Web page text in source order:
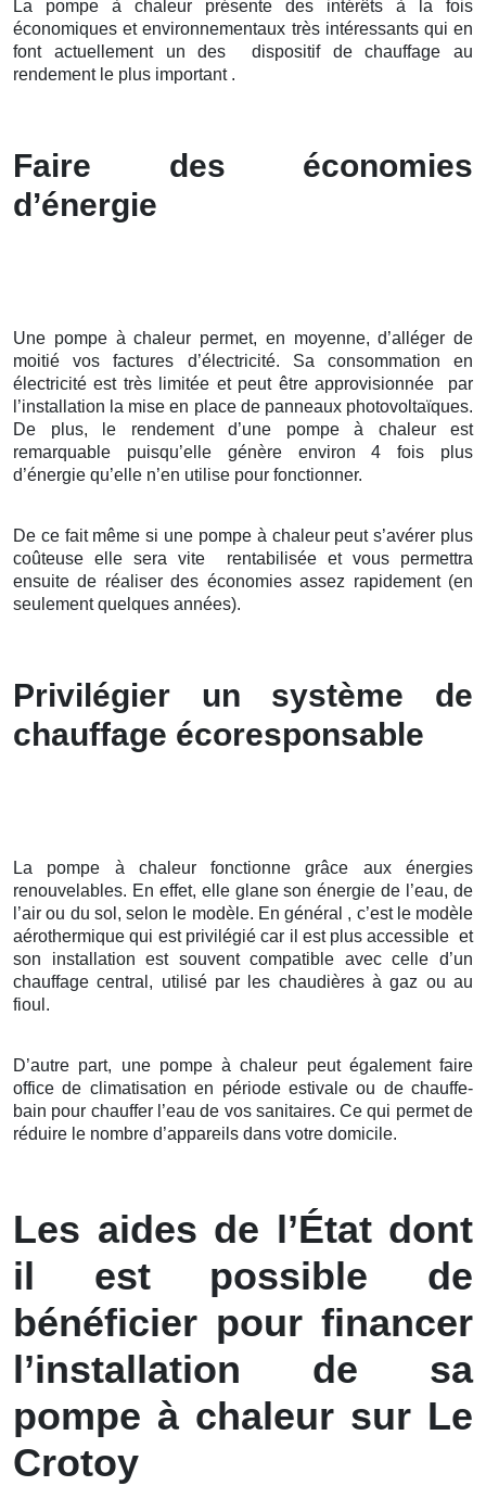
La pompe à chaleur présente des intérêts à la fois
économiques et environnementaux très intéressants qui en
font actuellement un des dispositif de chauffage au
rendement le plus important .
Faire des économies
d’énergie
Une pompe à chaleur permet, en moyenne, d’alléger de
moitié vos factures d’électricité. Sa consommation en
électricité est très limitée et peut être approvisionnée par
l’installation la mise en place de panneaux photovoltaïques.
De plus, le rendement d’une pompe à chaleur est
remarquable puisqu’elle génère environ 4 fois plus
d’énergie qu’elle n’en utilise pour fonctionner.
De ce fait même si une pompe à chaleur peut s’avérer plus
coûteuse elle sera vite rentabilisée et vous permettra
ensuite de réaliser des économies assez rapidement (en
seulement quelques années).
Privilégier un système de
chauffage écoresponsable
La pompe à chaleur fonctionne grâce aux énergies
renouvelables. En effet, elle glane son énergie de l’eau, de
l’air ou du sol, selon le modèle. En général , c’est le modèle
aérothermique qui est privilégié car il est plus accessible et
son installation est souvent compatible avec celle d’un
chauffage central, utilisé par les chaudières à gaz ou au
fioul.
D’autre part, une pompe à chaleur peut également faire
office de climatisation en période estivale ou de chauffe-
bain pour chauffer l’eau de vos sanitaires. Ce qui permet de
réduire le nombre d’appareils dans votre domicile.
Les aides de l’État dont
il est possible de
bénéficier pour financer
l’installation de sa
pompe à chaleur sur Le
Crotoy